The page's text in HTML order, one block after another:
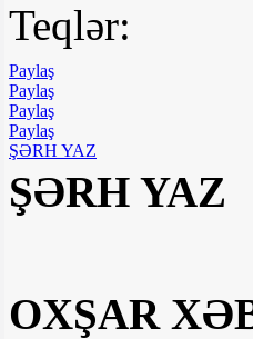
Teqlər:
Paylaş
Paylaş
Paylaş
Paylaş
ŞƏRH YAZ
ŞƏRH YAZ
OXŞAR